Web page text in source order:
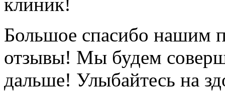
Большое спасибо нашим
отзывы! Мы будем
дальше! Улыбайтесь на